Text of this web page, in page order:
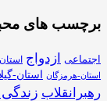
برچسب های
اجتماعی ازدواج
استان-هرمزگان استان-
رهبرانقلاب